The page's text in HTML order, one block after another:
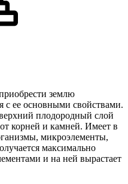
землю
с ее основными свойствами.
плодородный слой
корней и камней. Имеет в
микроэлементы,
максимально
и на ней вырастает